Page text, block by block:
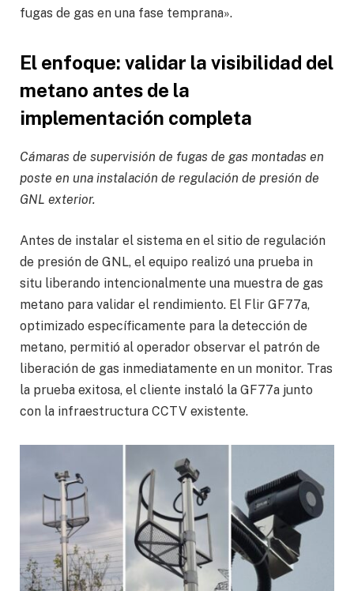
fugas de gas en una fase temprana».
El enfoque: validar la visibilidad del
metano antes de la
implementación completa
Cámaras de supervisión de fugas de gas montadas en
poste en una instalación de regulación de presión de
GNL exterior.
Antes de instalar el sistema en el sitio de regulación
de presión de GNL, el equipo realizó una prueba in
situ liberando intencionalmente una muestra de gas
metano para validar el rendimiento. El Flir GF77a,
optimizado específicamente para la detección de
metano, permitió al operador observar el patrón de
liberación de gas inmediatamente en un monitor. Tras
la prueba exitosa, el cliente instaló la GF77a junto
con la infraestructura CCTV existente.